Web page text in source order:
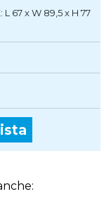
L 67 x W 89,5 x H 77